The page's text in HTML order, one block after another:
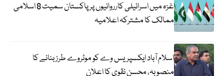
غزہ میں اسرائیلی کارروائیوں پر پاکستان سمیت 8 اسلامی
ممالک کا مشترکہ اعلامیہ
اسلام آباد ایکسپریس وے کو موٹروے طرز بنانے کا
منصوبہ، محسن نقوی کا اعلان